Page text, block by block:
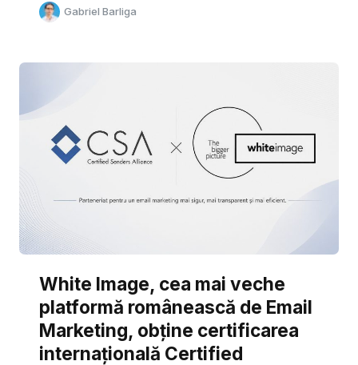
Gabriel Barliga
White Image, cea mai veche
platformă românească de Email
Marketing, obține certificarea
internațională Certified